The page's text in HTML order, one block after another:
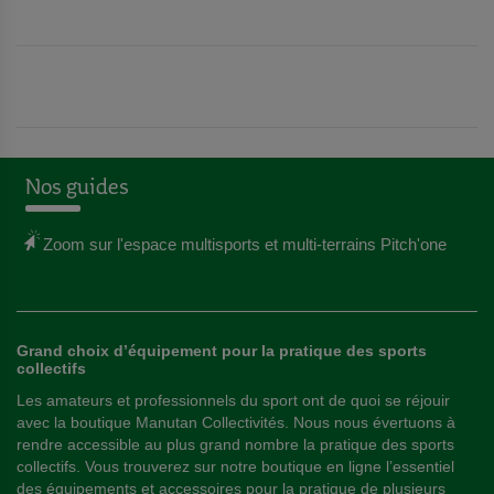
E
R
X
F
V
O
E
A
X
F
V
O
Nos guides
Zoom sur l'espace multisports et multi-terrains Pitch'one
Grand choix d’équipement pour la pratique des sports
collectifs
Les amateurs et professionnels du sport ont de quoi se réjouir
avec la boutique Manutan Collectivités. Nous nous évertuons à
rendre accessible au plus grand nombre la pratique des sports
collectifs. Vous trouverez sur notre boutique en ligne l’essentiel
des équipements et accessoires pour la pratique de plusieurs